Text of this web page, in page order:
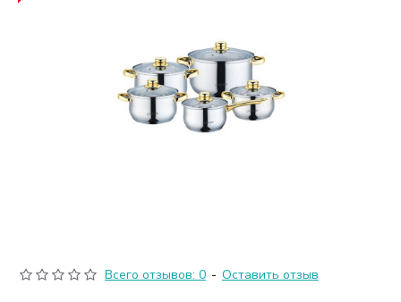
Всего отзывов: 0 - Оставить отзыв